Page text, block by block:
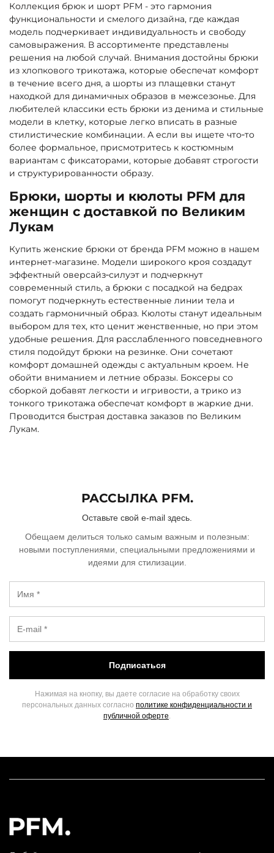
Коллекция брюк и шорт PFM - это гармония
функциональности и смелого дизайна, где каждая
модель подчеркивает индивидуальность и свободу
самовыражения. В ассортименте представлены
решения на любой случай. Внимания достойны брюки
из хлопкового трикотажа, которые обеспечат комфорт
в течение всего дня, а шорты из плащевки станут
находкой для динамичных образов в межсезонье. Для
любителей классики есть брюки из денима и стильные
модели в клетку, которые легко вписать в разные
стилистические комбинации. А если вы ищете что‑то
более формальное, присмотритесь к костюмным
вариантам с фиксаторами, которые добавят строгости
и структурированности образу.
Брюки, шорты и кюлоты PFM для
женщин с доставкой по Великим
Лукам
Купить женские брюки от бренда PFM можно в нашем
интернет-магазине. Модели широкого кроя создадут
эффектный оверсайз‑силуэт и подчеркнут
современный стиль, а брюки с посадкой на бедрах
помогут подчеркнуть естественные линии тела и
создать гармоничный образ. Кюлоты станут идеальным
выбором для тех, кто ценит женственные, но при этом
удобные решения. Для расслабленного повседневного
стиля подойдут брюки на резинке. Они сочетают
комфорт домашней одежды с актуальным кроем. Не
обойти вниманием и летние образы. Боксеры со
сборкой добавят легкости и игривости, а трико из
тонкого трикотажа обеспечат комфорт в жаркие дни.
Проводится быстрая доставка заказов по Великим
Лукам.
РАССЫЛКА PFM.
Оставьте свой e-mail здесь.
Обещаем делиться только самым важным и полезным:
новыми поступлениями, специальными предложениями и
идеями для стилизации.
Подписаться
Нажимая на кнопку, вы даете согласие на обработку своих
персональных данных согласно политике конфиденциальности и
публичной оферте.